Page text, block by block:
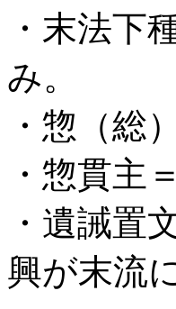
・末法下
み。
・惣（総
・惣貫主
・遺誡置
興が末流